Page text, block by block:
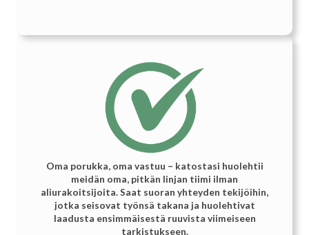
Oma porukka, oma vastuu – katostasi huolehtii
meidän oma, pitkän linjan tiimi ilman
aliurakoitsijoita. Saat suoran yhteyden tekijöihin,
jotka seisovat työnsä takana ja huolehtivat
laadusta ensimmäisestä ruuvista viimeiseen
tarkistukseen.